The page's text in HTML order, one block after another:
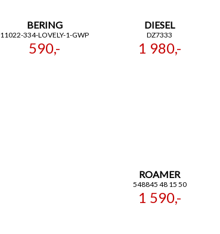
BERING
11022-334-LOVELY-1-GWP
590,-
DIESEL
DZ7333
1 980,-
ROAMER
548845 48 15 50
1 590,-